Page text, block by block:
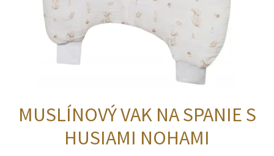
MUSLÍNOVÝ VAK NA SPANIE S
HUSIAMI NOHAMI